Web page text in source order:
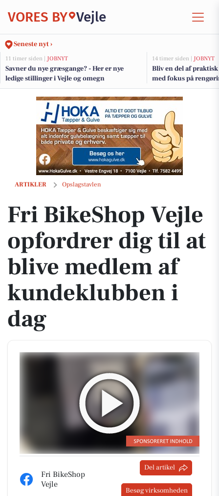
VORES BY Vejle
Seneste nyt ›
11 timer siden | JOBNYT
Savner du nye græsgange? - Her er nye
ledige stillinger i Vejle og omegn
14 timer siden | JOBNYT
Bliv en del af
med fokus på
hverdagsforbedringer
ARTIKLER Opslagstavlen
Fri BikeShop Vejle opfordrer dig til at blive medlem af
Fri BikeShop Vejle
opfordrer dig til at
blive medlem af
kundeklubben i
dag
Fri BikeShop
Vejle
Del artikel
Besøg virksomheden